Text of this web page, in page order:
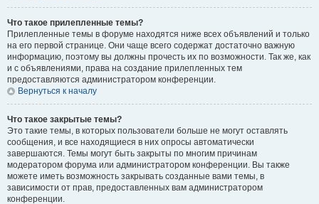
Что такое прилепленные темы?
Прилепленные темы в форуме находятся ниже всех объявлений и только
на его первой странице. Они чаще всего содержат достаточно важную
информацию, поэтому вы должны прочесть их по возможности. Так же, как
и с объявлениями, права на создание прилепленных тем
предоставляются администратором конференции.
Вернуться к началу
Что такое закрытые темы?
Это такие темы, в которых пользователи больше не могут оставлять
сообщения, и все находящиеся в них опросы автоматически
завершаются. Темы могут быть закрыты по многим причинам
модератором форума или администратором конференции. Вы также
можете иметь возможность закрывать созданные вами темы, в
зависимости от прав, предоставленных вам администратором
конференции.